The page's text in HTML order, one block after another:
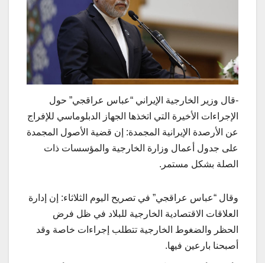
-قال وزير الخارجية الإيراني “عباس عراقجي” حول
الإجراءات الأخيرة التي اتخذها الجهاز الدبلوماسي للإفراج
عن الأرصدة الإيرانية المجمدة: إن قضية الأصول المجمدة
على جدول أعمال وزارة الخارجية والمؤسسات ذات
الصلة بشكل مستمر.
وقال “عباس عراقجي” في تصريح اليوم الثلاثاء: إن إدارة
العلاقات الاقتصادية الخارجية للبلاد في ظل فرض
الحظر والضغوط الخارجية تتطلب إجراءات خاصة وقد
أصبحنا بارعين فيها.